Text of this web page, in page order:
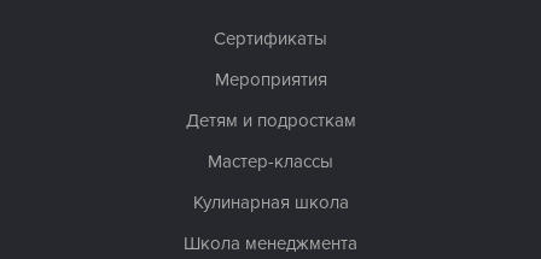
Сертификаты
Мероприятия
Детям и подросткам
Мастер-классы
Кулинарная школа
Школа менеджмента